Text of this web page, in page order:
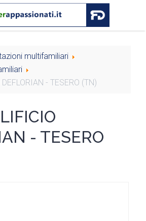
multifamiliari
- TESERO (TN)
- TESERO